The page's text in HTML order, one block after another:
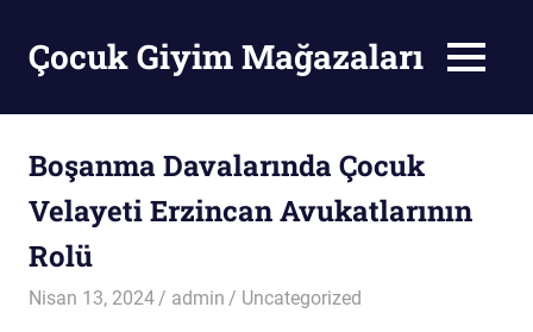
contentÇocuk Giyim Mağazaları MENU
Boşanma Davalarında Çocuk
Velayeti Erzincan Avukatlarının
Rolü
Nisan 13, 2024 admin Uncategorized